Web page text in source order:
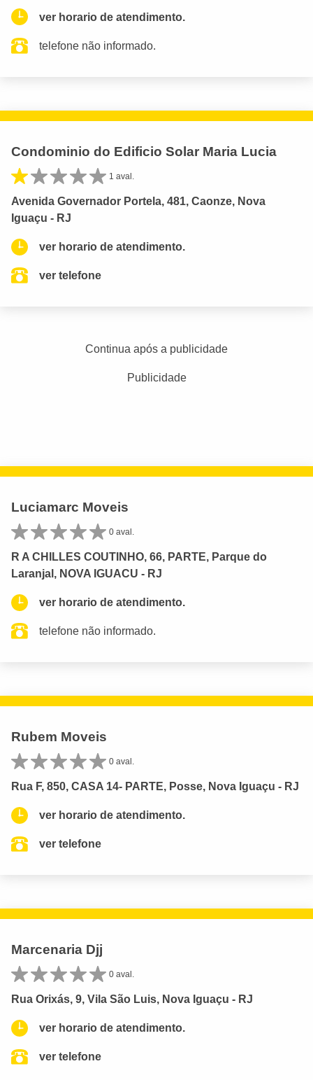
ver horario de atendimento.
telefone não informado.
Condominio do Edificio Solar Maria Lucia
1 aval.
Avenida Governador Portela, 481, Caonze, Nova
Iguaçu - RJ
ver horario de atendimento.
ver telefone
Continua após a publicidade
Publicidade
Luciamarc Moveis
0 aval.
R A CHILLES COUTINHO, 66, PARTE, Parque do
Laranjal, NOVA IGUACU - RJ
ver horario de atendimento.
telefone não informado.
Rubem Moveis
0 aval.
Rua F, 850, CASA 14- PARTE, Posse, Nova Iguaçu - RJ
ver horario de atendimento.
ver telefone
Marcenaria Djj
0 aval.
Rua Orixás, 9, Vila São Luis, Nova Iguaçu - RJ
ver horario de atendimento.
ver telefone